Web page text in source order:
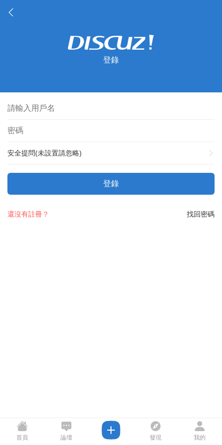
登錄
安全提問(未設置請忽略)
登錄
找回密碼
還沒有註冊？
首頁 論壇 發現 我的